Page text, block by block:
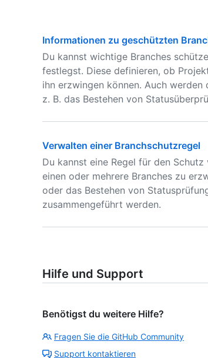
Informationen zu geschützten
Du kannst wichtige Branches
festlegst. Diese definieren, ob
ihn erzwingen können. Auch
z. B. das Bestehen von
Verwalten einer Branchschutzregel
Du kannst eine Regel für den
einen oder mehrere Branches zu
oder das Bestehen von
zusammengeführt werden.
Hilfe und Support
Benötigst du weitere Hilfe?
Fragen Sie die GitHub Community
Support kontaktieren